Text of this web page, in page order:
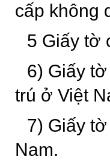
cấp không
5 Giấy tờ
6) Giấy
trú ở Việt
7) Giấy
Nam.